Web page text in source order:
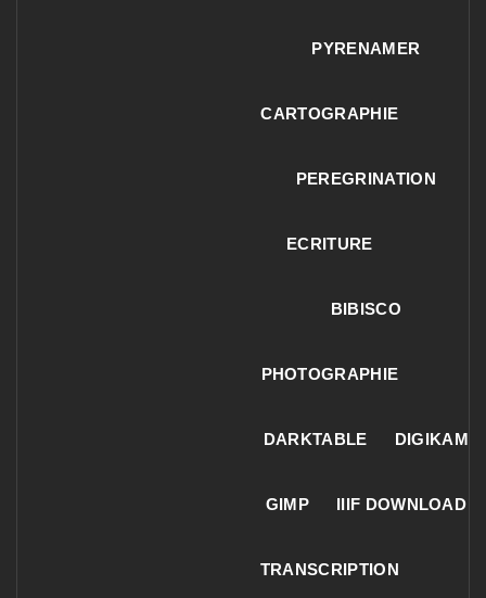
PYRENAMER
CARTOGRAPHIE
PEREGRINATION
ECRITURE
BIBISCO
PHOTOGRAPHIE
DARKTABLE DIGIKAM
GIMP IIIF DOWNLOAD
TRANSCRIPTION